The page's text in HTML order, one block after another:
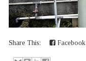
Share This: Facebook